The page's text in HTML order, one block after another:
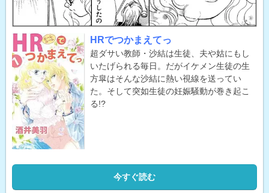
HRでつかまえてっ
超ダサい教師・沙結は生徒、夫や姑にもし
いたげられる毎日。だがイケメン生徒の生
方皐はそんな沙結に熱い視線を送ってい
た。そして突如生徒の妊娠騒動が巻き起こ
る!?
今すぐ読む